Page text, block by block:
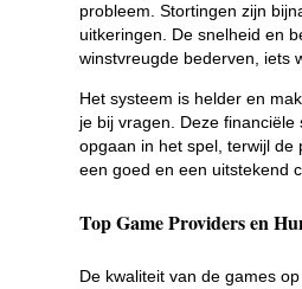
probleem. Stortingen zijn
uitkeringen. De snelheid en
winstvreugde bederven, iets
Het systeem is helder en
je bij vragen. Deze
opgaan in het spel, terwijl de
een goed en een uitstekend
Top Game Providers en
De kwaliteit van de games